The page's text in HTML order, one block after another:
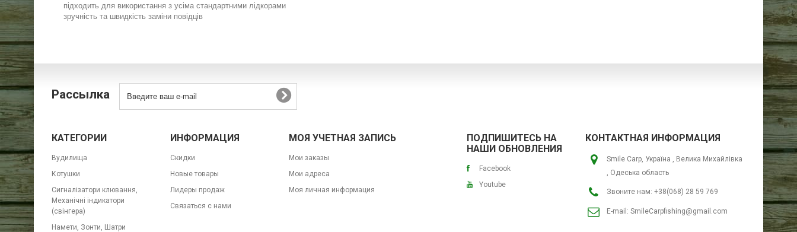
підходить для використання з усіма стандартними лідкорами
зручність та швидкість заміни повідців
Рассылка
КАТЕГОРИИ
Вудилища
Котушки
Сигналізатори клювання,
Механічні індикатори
(свінгера)
Намети, Зонти, Шатри
ИНФОРМАЦИЯ
Скидки
Новые товары
Лидеры продаж
Связаться с нами
МОЯ УЧЕТНАЯ ЗАПИСЬ
Мои заказы
Мои адреса
Моя личная информация
ПОДПИШИТЕСЬ НА
НАШИ ОБНОВЛЕНИЯ
Facebook
Youtube
КОНТАКТНАЯ ИНФОРМАЦИЯ
Smile Carp, Україна , Велика Михайлівка
, Одеська область
Звоните нам: +38(068) 28 59 769
E-mail: SmileCarpfishing@gmail.com